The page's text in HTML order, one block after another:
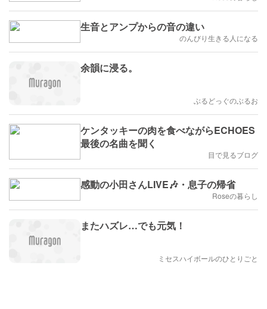
生音とアンプからの音の違い
のんびり生きる人になる
余韻に浸る。
ぶるどっぐのぶるお
ケンタッキーの肉を食べながらECHOES
最後の名曲を聞く
目で見るブログ
感動の小田さんLIVE🎶・息子の帰省
Roseの暮らし
またハズレ…でも元気！
ミセスハイボールのひとりごと